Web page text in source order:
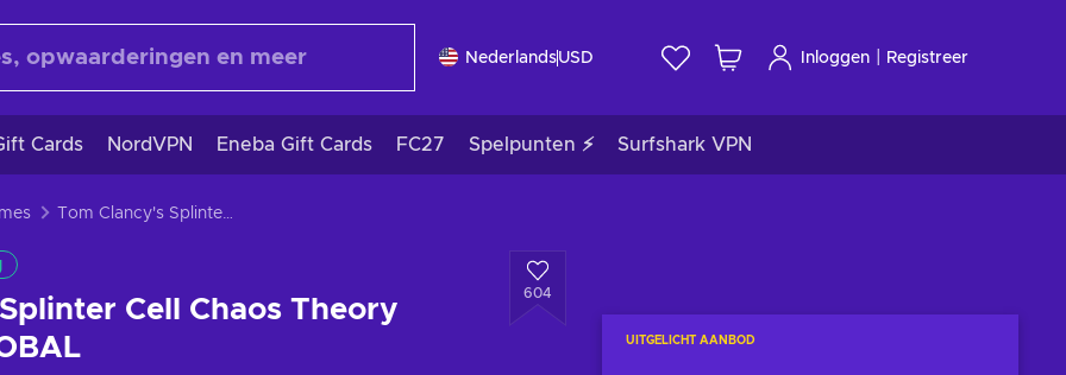
NederlandsUSD Inloggen Registreer
Cards NordVPN Eneba Gift Cards FC27 Spelpunten ⚡ Surfshark VPN
Tom Clancy's Splinter Cell Chaos Theory Uplay Key GLOBAL
Cell Chaos Theory
604
UITGELICHT AANBOD